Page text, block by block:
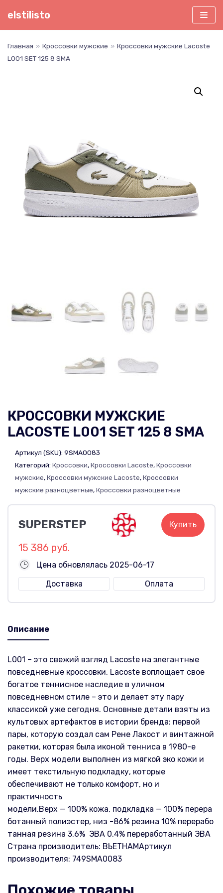
Перейти
elstilisto
Главная » Кроссовки мужские » Кроссовки мужские Lacoste
L001 SET 125 8 SMA
КРОССОВКИ МУЖСКИЕ
LACOSTE L001 SET 125 8 SMA
Артикул (SKU): 9SMA0083
Категорий: Кроссовки,Кроссовки Lacoste,Кроссовки
мужские,Кроссовки мужские Lacoste,Кроссовки
мужские разноцветные,Кроссовки разноцветные
SUPERSTEP Купить
15 386 руб.
Цена обновлялась 2025-06-17
Доставка
Оплата
Описание
L001 – это свежий взгляд Lacoste на элегантные
повседневные кроссовки. Lacoste воплощает свое
богатое теннисное наследие в уличном
повседневном стиле – это и делает эту пару
классикой уже сегодня. Основные детали взяты из
культовых артефактов в истории бренда: первой
пары, которую создал сам Рене Лакост и винтажной
ракетки, которая была иконой тенниса в 1980-е
годы. Верх модели выполнен из мягкой эко кожи и
имеет текстильную подкладку, которые
обеспечивают не только комфорт, но и
практичность
модели.Верх — 100% кожа, подкладка — 100% перера
ботанный полиэстер, низ -86% резина 10% перерабо
танная резина 3.6% ЭВА 0.4% переработанный ЭВА
Страна производитель: ВЬЕТНАМАртикул
производителя: 749SMA0083